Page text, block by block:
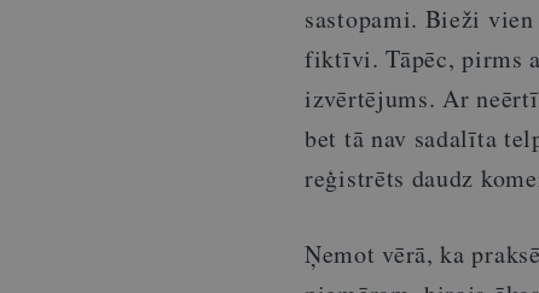
sastopami. Bieži
fiktīvi. Tāpēc, pirms
izvērtējums. Ar
bet tā nav sadalīta
reģistrēts daudz
Ņemot vērā, ka